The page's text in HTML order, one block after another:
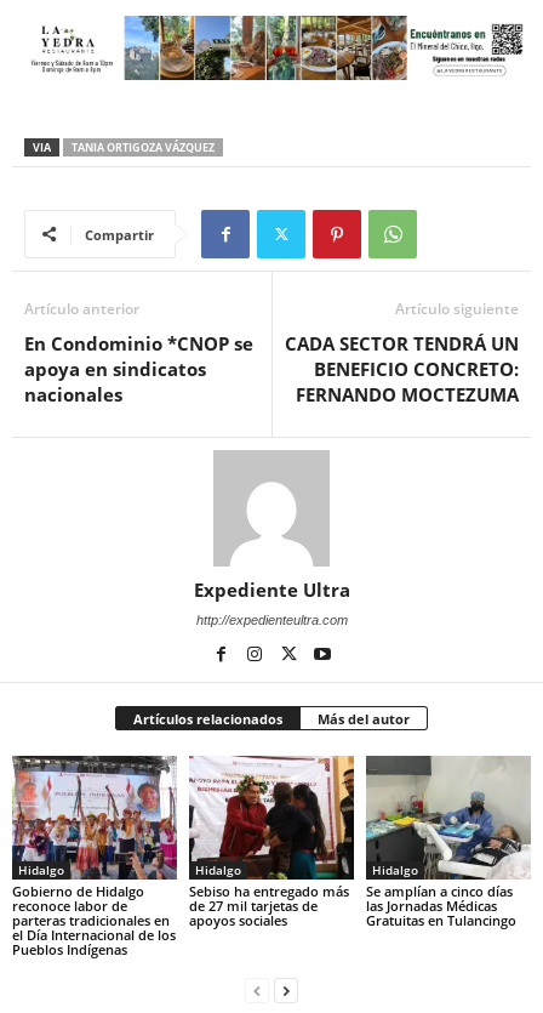
VIA TANIA ORTIGOZA VÁZQUEZ
Compartir
Artículo anterior
En Condominio *CNOP se
apoya en sindicatos
nacionales
Artículo siguiente
CADA SECTOR TENDRÁ UN
BENEFICIO CONCRETO:
FERNANDO MOCTEZUMA
Expediente Ultra
http://expedienteultra.com
Artículos relacionados Más del autor
Hidalgo
Gobierno de Hidalgo
reconoce labor de
parteras tradicionales en
el Día Internacional de los
Pueblos Indígenas
Hidalgo
Sebiso ha entregado más
de 27 mil tarjetas de
apoyos sociales
Hidalgo
Se amplían a cinco días
las Jornadas Médicas
Gratuitas en Tulancingo